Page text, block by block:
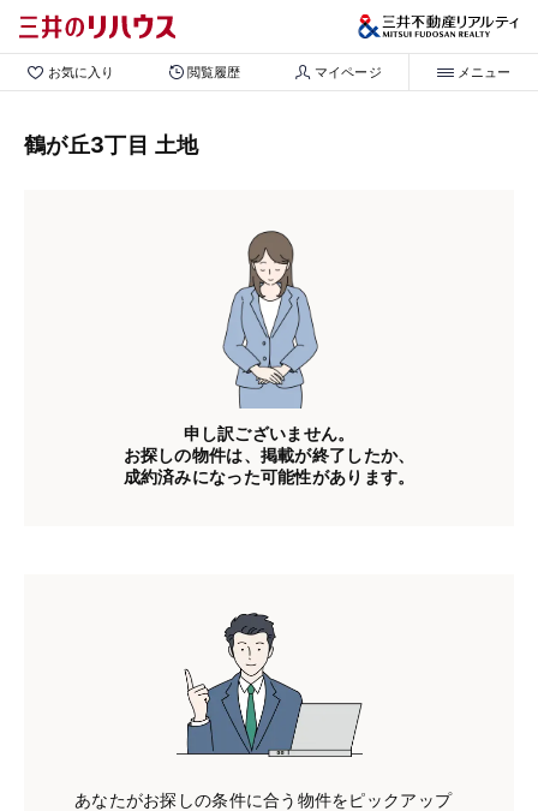
お気に入り 閲覧履歴 マイページ メニュー
鶴が丘3丁目 土地
申し訳ございません。
お探しの物件は、掲載が終了したか、
成約済みになった可能性があります。
あなたがお探しの条件に合う物件をピックアップ